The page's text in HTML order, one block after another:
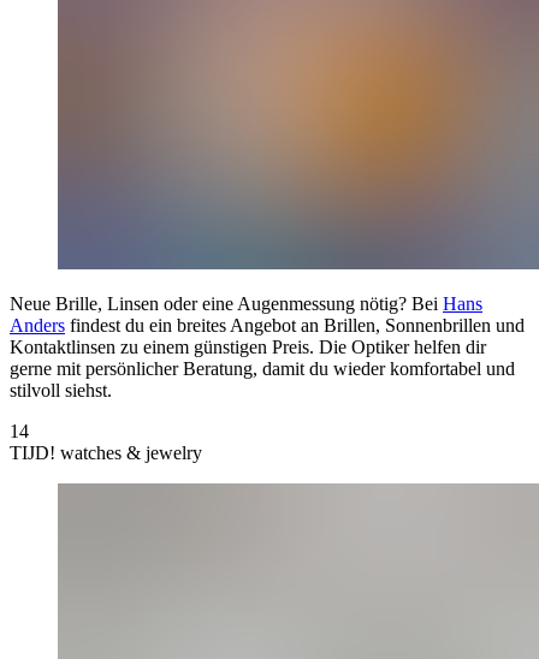
Neue Brille, Linsen oder eine Augenmessung nötig? Bei Hans
Anders findest du ein breites Angebot an Brillen, Sonnenbrillen und
Kontaktlinsen zu einem günstigen Preis. Die Optiker helfen dir
gerne mit persönlicher Beratung, damit du wieder komfortabel und
stilvoll siehst.
14
TIJD! watches & jewelry